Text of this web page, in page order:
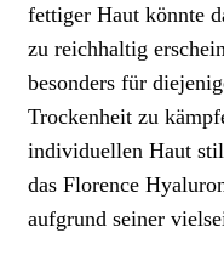
fettiger Haut könnte
zu reichhaltig
besonders für
Trockenheit zu
individuellen Haut
das Florence
aufgrund seiner